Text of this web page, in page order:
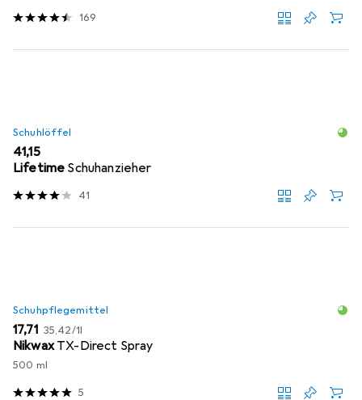
169
Schuhlöffel
EUR
41,15
Lifetime Schuhanzieher
41
Schuhpflegemittel
EUR
17,71 EUR
35,42/1l
Nikwax TX-Direct Spray
500 ml
5